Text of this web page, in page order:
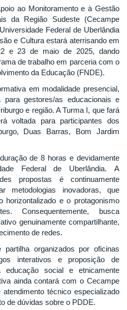
ao Monitoramento e à Gestão
da Região Sudeste (Cecampe
Federal de Uberlândia
e Cultura estará aterrisando em
e 23 de maio de 2025, dando
de trabalho em parceria com o
da Educação (FNDE).
em modalidade presencial,
para gestores/as educacionais e
e região. A Turma I, que fará
voltada para participantes dos
Duas Barras, Bom Jardim
de 8 horas e devidamente
Federal de Uberlândia. A
propostas é continuamente
metodologias inovadoras, que
horizontalizado e o protagonismo
Consequentemente, busca
genuinamente compartilhante,
de redes.
organizados por oficinas
interativos e proposição de
social e etnicamente
ainda contará com o Cecampe
técnico especializado
de dúvidas sobre o PDDE.